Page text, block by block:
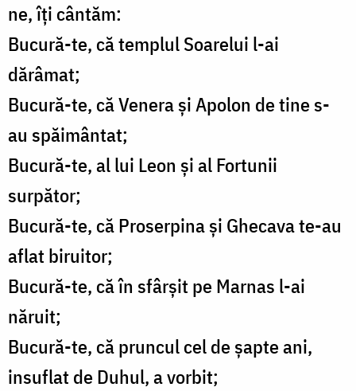
ne, îți cântăm:
Bucură-te, că templul Soarelui l-ai
dărâmat;
Bucură-te, că Venera și Apolon de tine s-
au spăimântat;
Bucură-te, al lui Leon și al Fortunii
surpător;
Bucură-te, că Proserpina și Ghecava te-au
aflat biruitor;
Bucură-te, că în sfârșit pe Marnas l-ai
năruit;
Bucură-te, că pruncul cel de șapte ani,
insuflat de Duhul, a vorbit;